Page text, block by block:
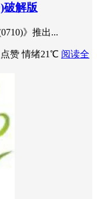
破解版
》推出...
赞 情绪21℃ 阅读全